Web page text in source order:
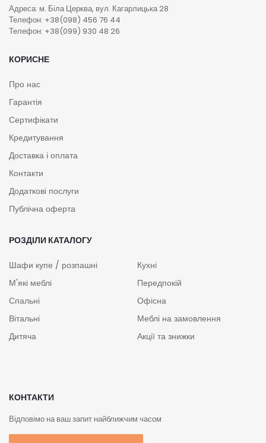
Адреса: м. Біла Церква, вул. Кагарлицька 28
Телефон: +38(098) 456 76 44
Телефон: +38(099) 930 48 26
КОРИСНЕ
Про нас
Гарантія
Сертифікати
Кредитування
Доставка і оплата
Контакти
Додаткові послуги
Публічна оферта
РОЗДІЛИ КАТАЛОГУ
Шафи купе / розпашні
М'які меблі
Спальні
Вітальні
Дитяча
Кухні
Передпокій
Офісна
Меблі на замовлення
Акції та знижки
КОНТАКТИ
Відповімо на ваш запит найближчим часом